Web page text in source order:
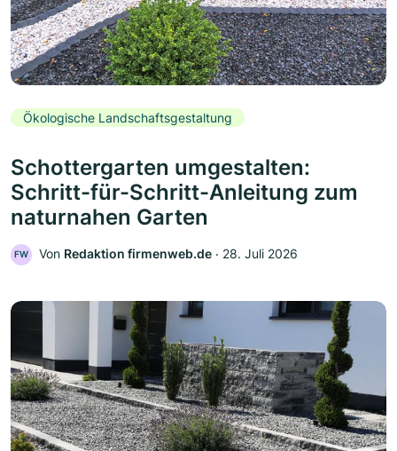
Ökologische Landschaftsgestaltung
Schottergarten umgestalten:
Schritt-für-Schritt-Anleitung zum
naturnahen Garten
FW Von Redaktion firmenweb.de ‧ 28. Juli 2026